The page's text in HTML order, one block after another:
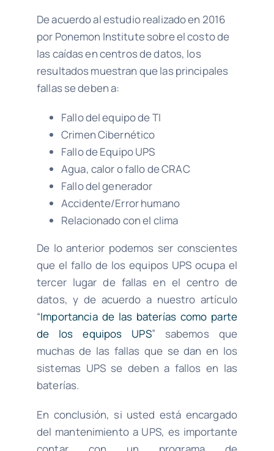
De acuerdo al estudio realizado en 2016
por Ponemon Institute sobre el costo de
las caídas en centros de datos, los
resultados muestran que las principales
fallas se deben a:
Fallo del equipo de TI
Crimen Cibernético
Fallo de Equipo UPS
Agua, calor o fallo de CRAC
Fallo del generador
Accidente/Error humano
Relacionado con el clima
De lo anterior podemos ser conscientes
que el fallo de los equipos UPS ocupa el
tercer lugar de fallas en el centro de
datos, y de acuerdo a nuestro artículo
“Importancia de las baterías como parte
de los equipos UPS” sabemos que
muchas de las fallas que se dan en los
sistemas UPS se deben a fallos en las
baterías.
En conclusión, si usted está encargado
del mantenimiento a UPS, es importante